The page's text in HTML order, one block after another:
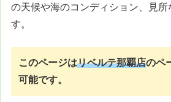
の天候や海のコンディション、見所
す。
このページはリベルテ那覇店のペ
可能です。